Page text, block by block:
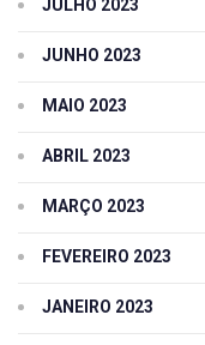
JULHO 2023
JUNHO 2023
MAIO 2023
ABRIL 2023
MARÇO 2023
FEVEREIRO 2023
JANEIRO 2023